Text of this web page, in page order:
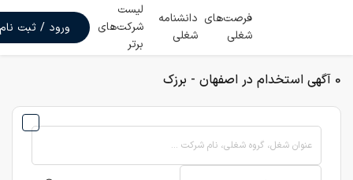
فرصت‌های
شغلی
دانشنامه
شغلی
لیست
شرکت‌های
برتر
ورود / ثبت نام
0 آگهی استخدام در اصفهان - برزک
عنوان شغل، گروه شغلی، نام شرکت ...